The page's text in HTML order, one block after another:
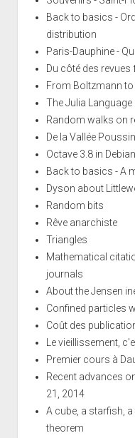
Back to basics -
distribution
Paris-Dauphine -
Du côté des
From Boltzmann
The Julia Language
Random walks on
De la Vallée
Octave 3.8 in
Back to basics - A
Dyson about
Random bits
Rêve anarchiste
Triangles
Mathematical
journals
About the Jensen
Confined particles
Coût des
Le vieillissement,
Premier cours à
Recent advances
21, 2014
A cube, a starfish,
theorem